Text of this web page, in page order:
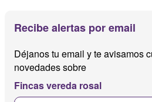
Recibe alertas por email
Déjanos tu email y te avisamos
novedades sobre
Fincas vereda rosal